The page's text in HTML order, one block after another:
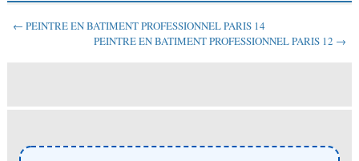
← PEINTRE EN BATIMENT PROFESSIONNEL PARIS 14
PEINTRE EN BATIMENT PROFESSIONNEL PARIS 12 →